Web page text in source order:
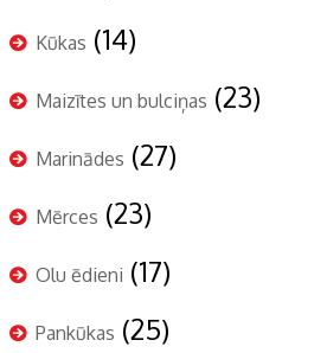
Kūkas (14)
Maizītes un bulciņas (23)
Marinādes (27)
Mērces (23)
Olu ēdieni (17)
Pankūkas (25)